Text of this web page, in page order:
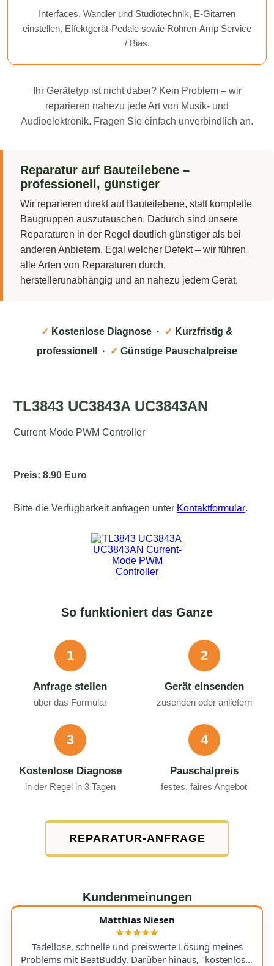
Interfaces, Wandler und Studiotechnik, E-Gitarren
einstellen, Effektgerät-Pedale sowie Röhren-Amp Service
/ Bias.
Ihr Gerätetyp ist nicht dabei? Kein Problem – wir
reparieren nahezu jede Art von Musik- und
Audioelektronik. Fragen Sie einfach unverbindlich an.
Reparatur auf Bauteilebene –
professionell, günstiger
Wir reparieren direkt auf Bauteilebene, statt komplette
Baugruppen auszutauschen. Dadurch sind unsere
Reparaturen in der Regel deutlich günstiger als bei
anderen Anbietern. Egal welcher Defekt – wir führen
alle Arten von Reparaturen durch,
herstellerunabhängig und an nahezu jedem Gerät.
✓ Kostenlose Diagnose · ✓ Kurzfristig &
professionell ·
✓ Günstige Pauschalpreise
TL3843 UC3843A UC3843AN
Current-Mode PWM Controller
Preis: 8.90 Euro
Bitte die Verfügbarkeit anfragen unter Kontaktformular.
So funktioniert das Ganze
1
Anfrage stellen
über das Formular
2
Gerät einsenden
zusenden oder anliefern
3
Kostenlose Diagnose
in der Regel in 3 Tagen
4
Pauschalpreis
festes, faires Angebot
REPARATUR-ANFRAGE
Kundenmeinungen
Matthias Niesen
Tadellose, schnelle und preiswerte Lösung meines
Problems mit BeatBuddy. Darüber hinaus, "kostenloser